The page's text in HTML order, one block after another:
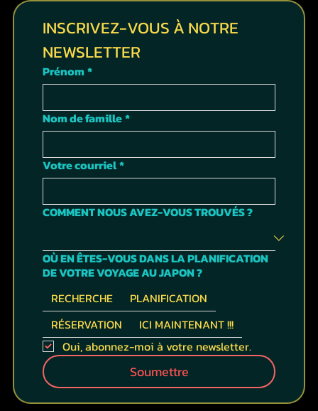
INSCRIVEZ-VOUS À NOTRE
NEWSLETTER
Prénom *
Nom de famille*
Votre courriel*
COMMENT NOUS AVEZ-VOUS TROUVÉS ?
OÙ EN ÊTES-VOUS DANS LA PLANIFICATION
DE VOTRE VOYAGE AU JAPON ?
RECHERCHE
PLANIFICATION
RÉSERVATION
ICI MAINTENANT !!!
Oui, abonnez-moi à votre newsletter.
Soumettre